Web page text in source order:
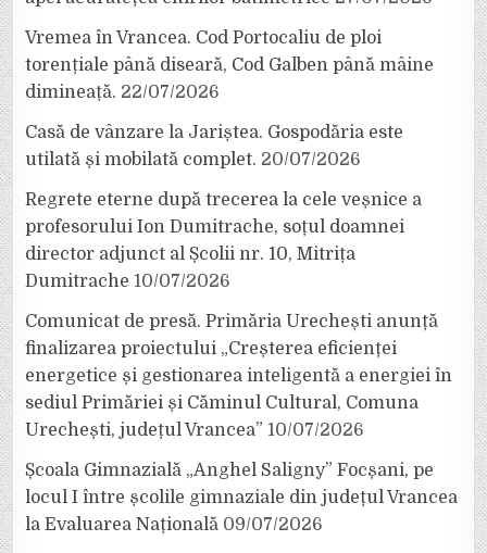
Vremea în Vrancea. Cod Portocaliu de ploi
torențiale până diseară, Cod Galben până mâine
dimineață. 22/07/2026
Casă de vânzare la Jariștea. Gospodăria este
utilată și mobilată complet. 20/07/2026
Regrete eterne după trecerea la cele veșnice a
profesorului Ion Dumitrache, soțul doamnei
director adjunct al Școlii nr. 10, Mitrița
Dumitrache 10/07/2026
Comunicat de presă. Primăria Urechești anunță
finalizarea proiectului „Creșterea eficienței
energetice și gestionarea inteligentă a energiei în
sediul Primăriei și Căminul Cultural, Comuna
Urechești, județul Vrancea” 10/07/2026
Școala Gimnazială „Anghel Saligny” Focșani, pe
locul I între școlile gimnaziale din județul Vrancea
la Evaluarea Națională 09/07/2026